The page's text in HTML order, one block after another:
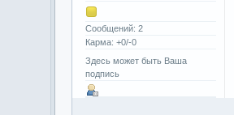
Сообщений: 2
Карма: +0/-0
Здесь может быть Ваша
подпись